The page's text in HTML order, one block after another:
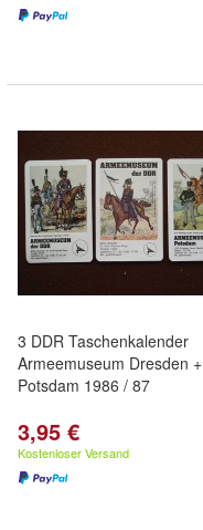
3 DDR Taschenkalender
Armeemuseum Dresden +
Potsdam 1986 / 87
3,95 €
Kostenloser Versand